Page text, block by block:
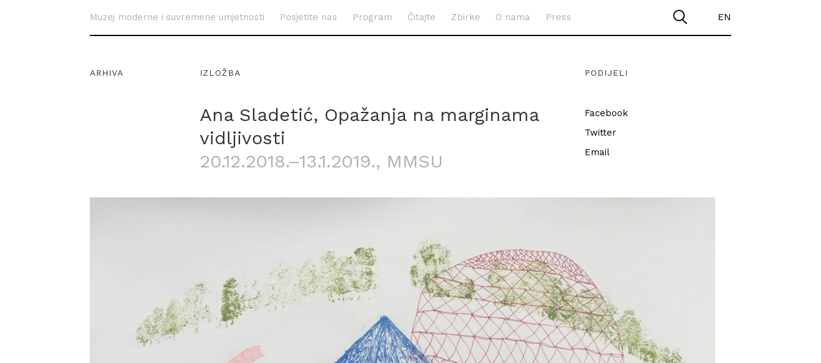
Muzej moderne i suvremene umjetnosti Posjetite nas Program Čitajte Zbirke O nama Press EN
ARHIVA IZLOŽBA PODIJELI
Ana Sladetić, Opažanja na marginama
vidljivosti
20.12.2018.–13.1.2019., MMSU
Facebook
Twitter
Email